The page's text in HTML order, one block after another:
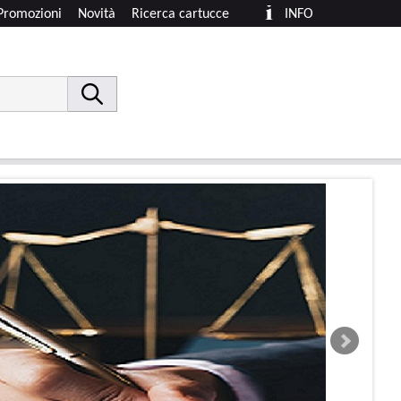
INFO
Ricerca cartucce
Novità